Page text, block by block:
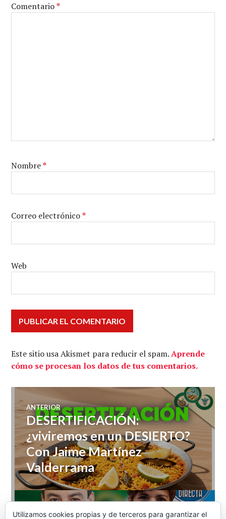
Comentario*
Nombre*
Correo electrónico*
Web
Este sitio usa Akismet para reducir el spam.Aprende
cómo se procesan los datos de tus comentarios.
Navegación
de
entradas
ANTERIOR
Entrada
anterior:
DESERTIFICACIÓN:
¿viviremos en un DESIERTO?
Con Jaime Martínez
Valderrama
SIGUIENTE
Utilizamos cookies propias y de terceros para garantizar el